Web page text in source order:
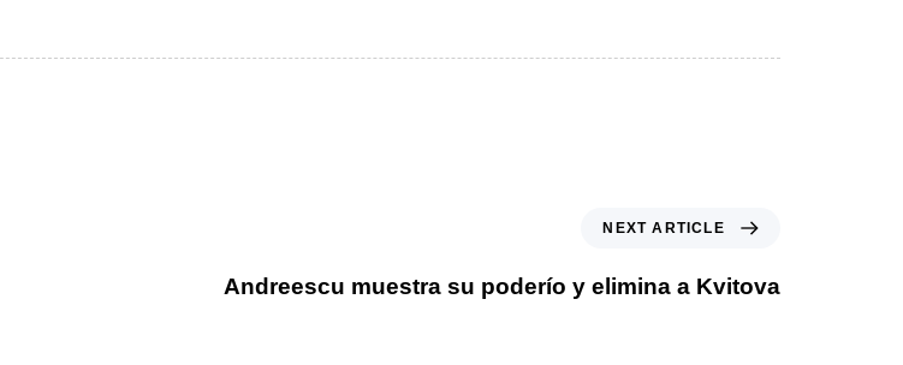
NEXT ARTICLE
Andreescu muestra su poderío y elimina a Kvitova